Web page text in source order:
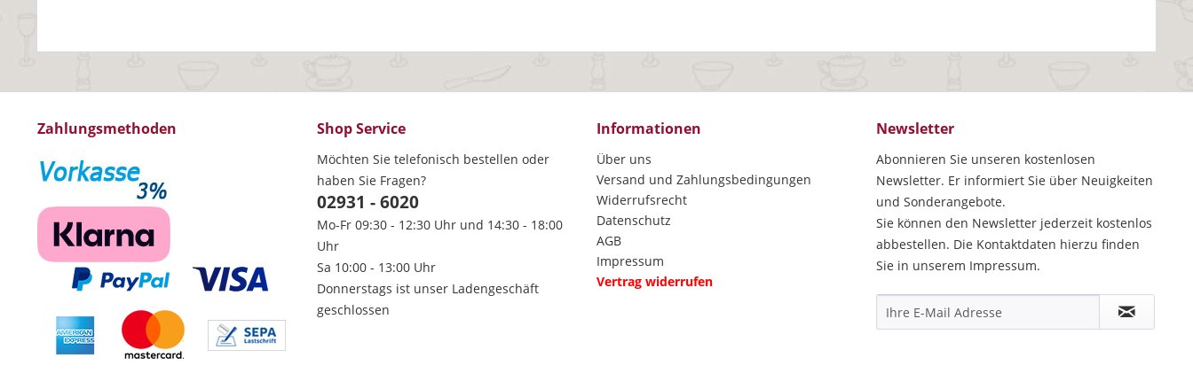
Zahlungsmethoden Shop Service
Möchten Sie telefonisch bestellen oder
haben Sie Fragen?
02931 - 6020
Mo-Fr 09:30 - 12:30 Uhr und 14:30 - 18:00
Uhr
Sa 10:00 - 13:00 Uhr
Donnerstags ist unser Ladengeschäft
geschlossen
Informationen
Über uns
Versand und Zahlungsbedingungen
Widerrufsrecht
Datenschutz
AGB
Impressum
Vertrag widerrufen
Newsletter
Abonnieren Sie unseren kostenlosen
Newsletter. Er informiert Sie über Neuigkeiten
und Sonderangebote.
Sie können den Newsletter jederzeit kostenlos
abbestellen. Die Kontaktdaten hierzu finden
Sie in unserem Impressum.